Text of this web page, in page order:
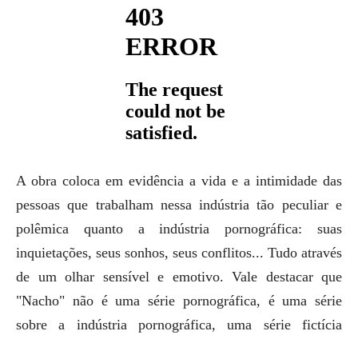
A obra coloca em evidência a vida e a intimidade das
pessoas que trabalham nessa indústria tão peculiar e
polêmica quanto a indústria pornográfica: suas
inquietações, seus sonhos, seus conflitos... Tudo através
de um olhar sensível e emotivo. Vale destacar que
"Nacho" não é uma série pornográfica, é uma série
sobre a indústria pornográfica, uma série fictícia